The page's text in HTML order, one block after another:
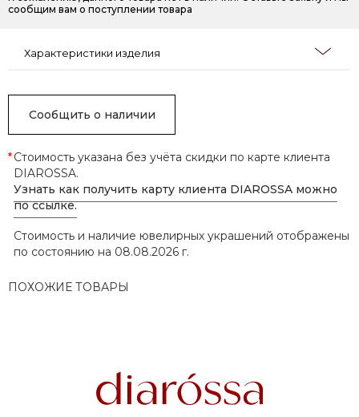
сообщим вам о поступлении товара
Характеристики изделия
Сообщить о наличии
*Стоимость указана без учёта скидки по карте клиента
DIAROSSA.
Узнать как получить карту клиента DIAROSSA можно
по ссылке.
Стоимость и наличие ювелирных украшений отображены
по состоянию на 08.08.2026 г.
ПОХОЖИЕ ТОВАРЫ